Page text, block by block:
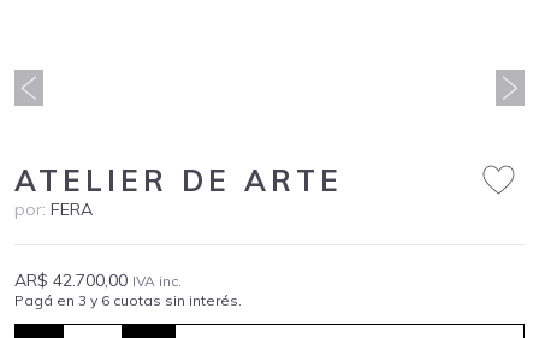
ATELIER DE ARTE
por: FERA
AR$ 42.700,00 IVA inc.
Pagá en 3 y 6 cuotas sin interés.